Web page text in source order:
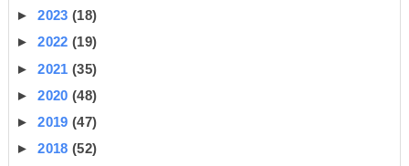
►2023(18)
►2022(19)
►2021(35)
►2020(48)
►2019(47)
►2018(52)